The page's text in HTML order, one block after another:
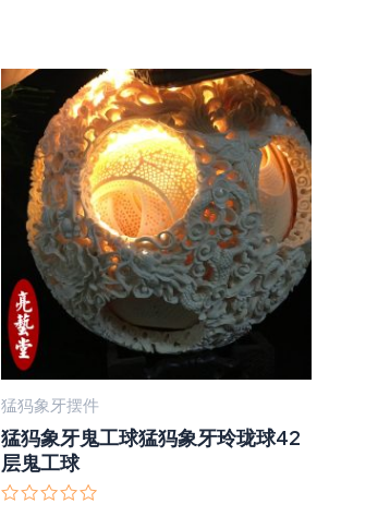
猛犸象牙摆件
猛犸象牙鬼工球猛犸象牙玲珑球42
层鬼工球